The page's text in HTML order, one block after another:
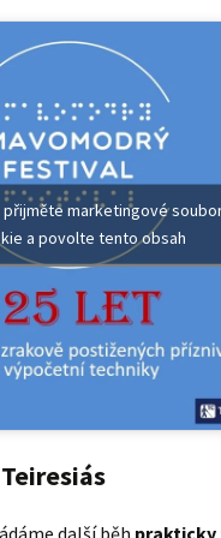
přijměte marketingové
a povolte tento obsah
další běh prakticky